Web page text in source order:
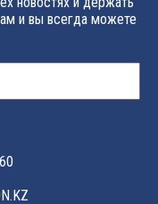
и вы всегда можете